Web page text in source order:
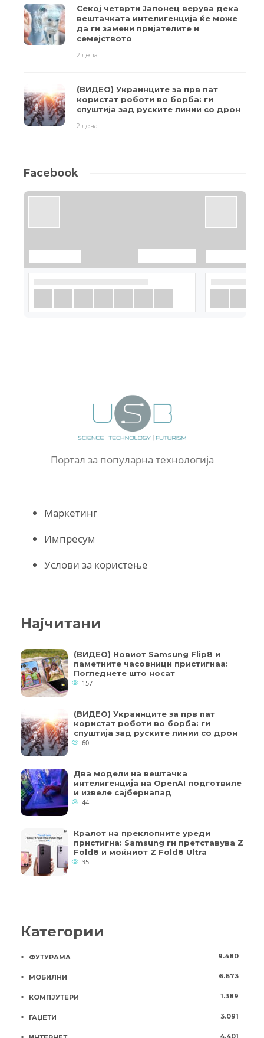
Секој четврти Јапонец верува дека
вештачката интелигенција ќе може
да ги замени пријателите и
семејството
2 дена
(ВИДЕО) Украинците за прв пат
користат роботи во борба: ги
спуштија зад руските линии со дрон
2 дена
Facebook
Портал за популарна технологија
Маркетинг
Импресум
Услови за користење
Најчитани
(ВИДЕО) Новиот Samsung Flip8 и
паметните часовници пристигнаа:
Погледнете што носат
157
(ВИДЕО) Украинците за прв пат
користат роботи во борба: ги
спуштија зад руските линии со дрон
60
Два модели на вештачка
интелигенција на OpenAI подготвиле
и извеле сајбернапад
44
Кралот на преклопните уреди
пристигна: Samsung ги претставува Z
Fold8 и моќниот Z Fold8 Ultra
35
Категории
ФУТУРАМА 9.480
МОБИЛНИ 6.673
КОМПЈУТЕРИ 1.389
ГАЏЕТИ 3.091
4.401